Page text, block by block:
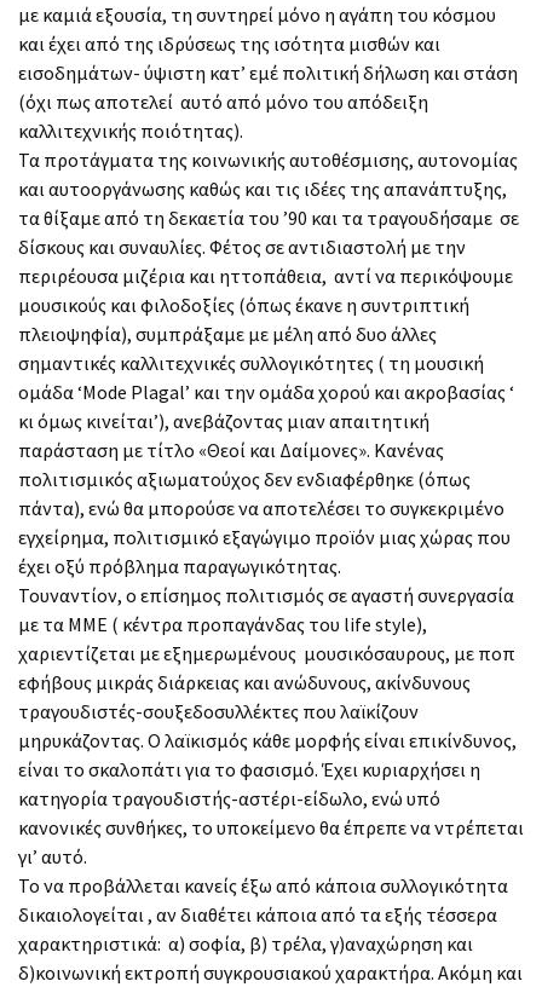
με καμιά εξουσία, τη συντηρεί μόνο η αγάπη του κόσμου
και έχει από της ιδρύσεως της ισότητα μισθών και
εισοδημάτων- ύψιστη κατ’ εμέ πολιτική δήλωση και στάση
(όχι πως αποτελεί αυτό από μόνο του απόδειξη
καλλιτεχνικής ποιότητας).
Τα προτάγματα της κοινωνικής αυτοθέσμισης, αυτονομίας
και αυτοοργάνωσης καθώς και τις ιδέες της απανάπτυξης,
τα θίξαμε από τη δεκαετία του ’90 και τα τραγουδήσαμε σε
δίσκους και συναυλίες. Φέτος σε αντιδιαστολή με την
περιρέουσα μιζέρια και ηττοπάθεια, αντί να περικόψουμε
μουσικούς και φιλοδοξίες (όπως έκανε η συντριπτική
πλειοψηφία), συμπράξαμε με μέλη από δυο άλλες
σημαντικές καλλιτεχνικές συλλογικότητες ( τη μουσική
ομάδα ‘Mode Plagal’ και την ομάδα χορού και ακροβασίας ‘
κι όμως κινείται’), ανεβάζοντας μιαν απαιτητική
παράσταση με τίτλο «Θεοί και Δαίμονες». Κανένας
πολιτισμικός αξιωματούχος δεν ενδιαφέρθηκε (όπως
πάντα), ενώ θα μπορούσε να αποτελέσει το συγκεκριμένο
εγχείρημα, πολιτισμικό εξαγώγιμο προϊόν μιας χώρας που
έχει οξύ πρόβλημα παραγωγικότητας.
Τουναντίον, ο επίσημος πολιτισμός σε αγαστή συνεργασία
με τα ΜΜΕ ( κέντρα προπαγάνδας του life style),
χαριεντίζεται με εξημερωμένους μουσικόσαυρους, με ποπ
εφήβους μικράς διάρκειας και ανώδυνους, ακίνδυνους
τραγουδιστές-σουξεδοσυλλέκτες που λαϊκίζουν
μηρυκάζοντας. Ο λαϊκισμός κάθε μορφής είναι επικίνδυνος,
είναι το σκαλοπάτι για το φασισμό. Έχει κυριαρχήσει η
κατηγορία τραγουδιστής-αστέρι-είδωλο, ενώ υπό
κανονικές συνθήκες, το υποκείμενο θα έπρεπε να ντρέπεται
γι’ αυτό.
Το να προβάλλεται κανείς έξω από κάποια συλλογικότητα
δικαιολογείται , αν διαθέτει κάποια από τα εξής τέσσερα
χαρακτηριστικά: α) σοφία, β) τρέλα, γ)αναχώρηση και
δ)κοινωνική εκτροπή συγκρουσιακού χαρακτήρα. Ακόμη και